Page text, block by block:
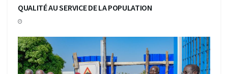
QUALITÉ AU SERVICE DE LA POPULATION